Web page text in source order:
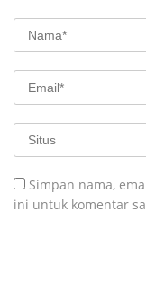
Simpan nama,
ini untuk komentar